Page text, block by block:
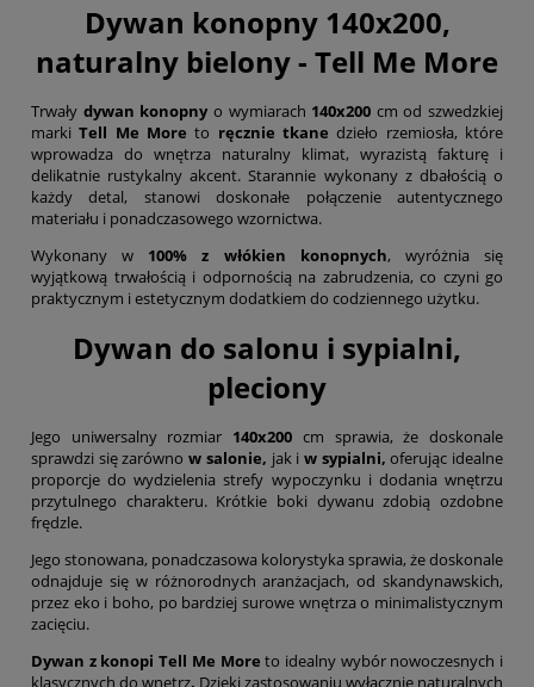
Dywan konopny 140x200,
naturalny bielony - Tell Me More
Trwały dywan konopnyo wymiarach 140x200 cm od szwedzkiej
marki Tell Me More to ręcznie tkane dzieło rzemiosła, które
wprowadza do wnętrza naturalny klimat, wyrazistą fakturę i
delikatnie rustykalny akcent. Starannie wykonany z dbałością o
każdy detal, stanowi doskonałe połączenie autentycznego
materiału i ponadczasowego wzornictwa.
Wykonany w 100% z włókien konopnych, wyróżnia się
wyjątkową trwałością i odpornością na zabrudzenia, co czyni go
praktycznym i estetycznym dodatkiem do codziennego użytku.
Dywan do salonu i sypialni,
pleciony
Jego uniwersalny rozmiar 140x200 cm sprawia, że doskonale
sprawdzi się zarówno w salonie, jak i w sypialni, oferując idealne
proporcje do wydzielenia strefy wypoczynku i dodania wnętrzu
przytulnego charakteru. Krótkie boki dywanu zdobią ozdobne
frędzle.
Jego stonowana, ponadczasowa kolorystyka sprawia, że doskonale
odnajduje się w różnorodnych aranżacjach, od skandynawskich,
przez eko i boho, po bardziej surowe wnętrza o minimalistycznym
zacięciu.
Dywan z konopi Tell Me More to idealny wybór nowoczesnych i
klasycznych do wnętrz. Dzięki zastosowaniu wyłącznie naturalnych